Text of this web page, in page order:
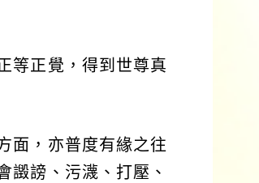
等正覺，得到世尊真
面，亦普度有緣之往
譭謗、污瀎、打壓、